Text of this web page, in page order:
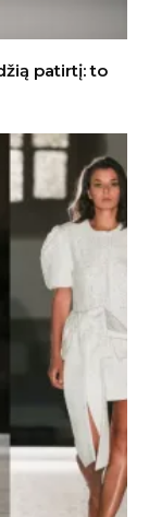
patirtį: to